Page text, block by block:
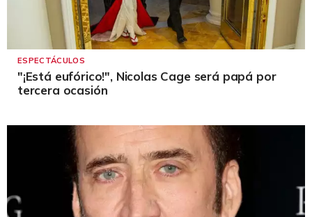
ESPECTÁCULOS
"¡Está eufórico!", Nicolas Cage será papá por
tercera ocasión